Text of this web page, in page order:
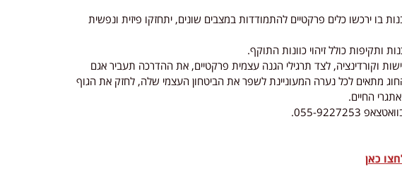
בו ירכשו כלים פרקטיים להתמודדות במצבים שונים, יתחזקו פיזית ונפשית
ותקיפות כולל זיהוי כוונות התוקף.
וקורדינציה, לצד תרגילי הגנה עצמית פרקטיים, את ההדרכה תעביר אגם
החוג מתאים לכל נערה המעוניינת לשפר את הביטחון העצמי שלה, לחזק את הגוף
החיים.
כאן